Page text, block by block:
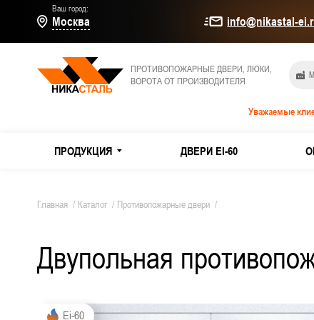
Ваш город:
Москва info@nikastal-
ПРОТИВОПОЖАРНЫЕ ДВЕРИ, ЛЮКИ,
ВОРОТА ОТ ПРОИЗВОДИТЕЛЯ
Уважаемые
ПРОДУКЦИЯ
МЕТАЛЛИЧЕСКИЕ ДВЕРИ
Из
Двери
ДВЕРИ EI-60
Главная / Каталог / Противопожарные двери /
Двупольная
Ei-60